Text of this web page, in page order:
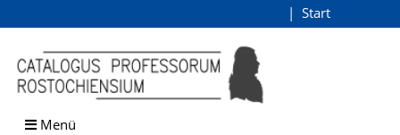
Browsen
direkt zum Inhalt
Start
Menü